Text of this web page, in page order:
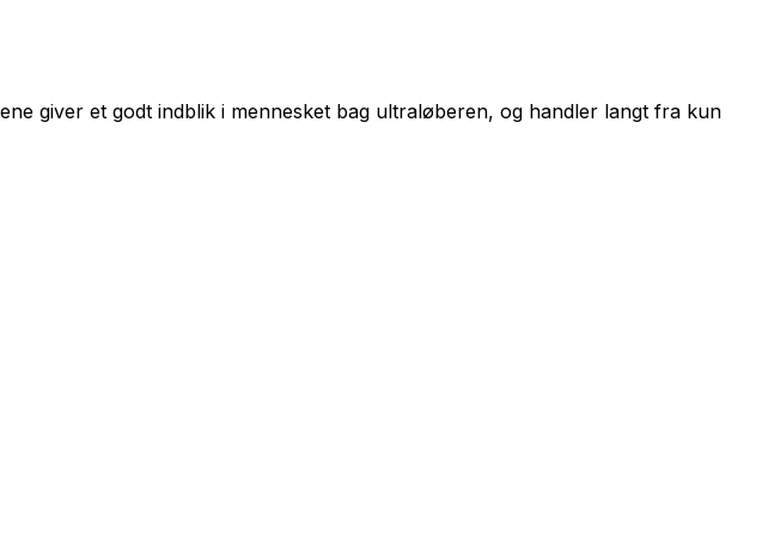
giver et godt indblik i mennesket bag ultraløberen, og handler langt fra kun